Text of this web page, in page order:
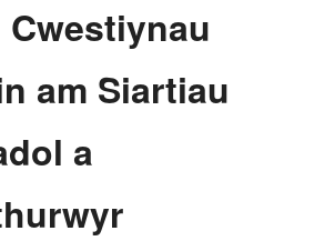
Cwestiynau
am Siartiau
a